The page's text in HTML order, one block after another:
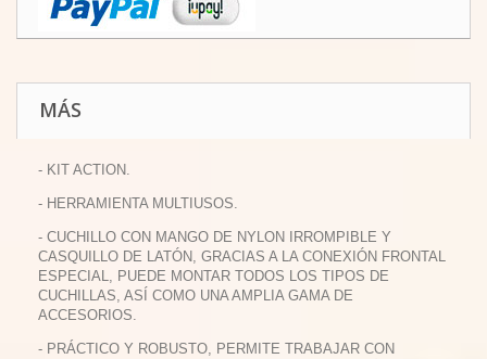
MÁS
- KIT ACTION.
- HERRAMIENTA MULTIUSOS.
- CUCHILLO CON MANGO DE NYLON IRROMPIBLE Y
CASQUILLO DE LATÓN, GRACIAS A LA CONEXIÓN FRONTAL
ESPECIAL, PUEDE MONTAR TODOS LOS TIPOS DE
CUCHILLAS, ASÍ COMO UNA AMPLIA GAMA DE
ACCESORIOS.
- PRÁCTICO Y ROBUSTO, PERMITE TRABAJAR CON